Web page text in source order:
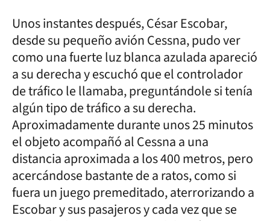
Unos instantes después, César Escobar,
desde su pequeño avión Cessna, pudo ver
como una fuerte luz blanca azulada apareció
a su derecha y escuchó que el controlador
de tráfico le llamaba, preguntándole si tenía
algún tipo de tráfico a su derecha.
Aproximadamente durante unos 25 minutos
el objeto acompañó al Cessna a una
distancia aproximada a los 400 metros, pero
acercándose bastante de a ratos, como si
fuera un juego premeditado, aterrorizando a
Escobar y sus pasajeros y cada vez que se